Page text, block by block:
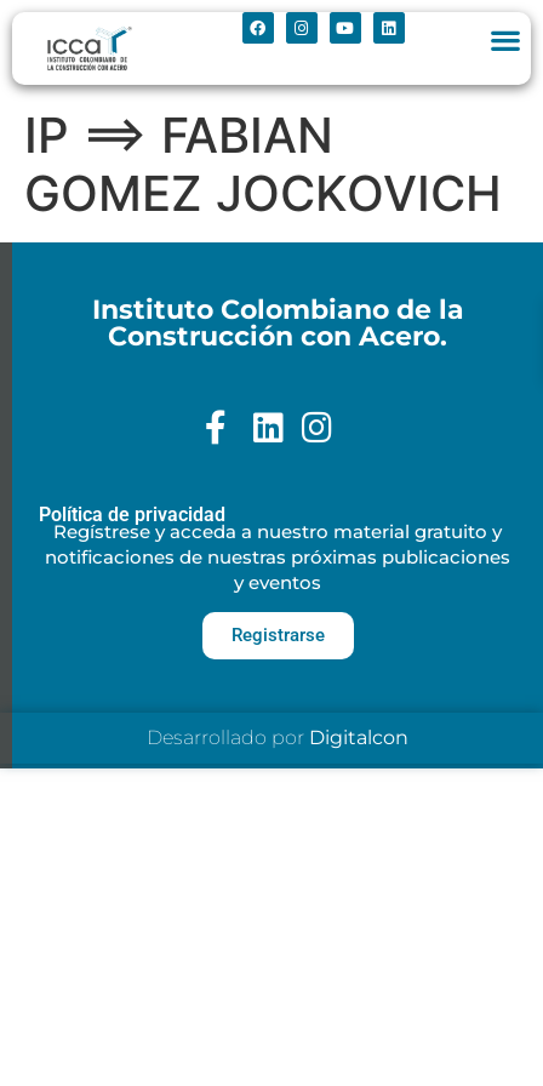
IP ==> FABIAN
GOMEZ JOCKOVICH
Instituto Colombiano de la
Construcción con Acero.
Política de privacidad
Regístrese y acceda a nuestro material gratuito y
notificaciones de nuestras próximas publicaciones
y eventos
Registrarse
Desarrollado por Digitalcon